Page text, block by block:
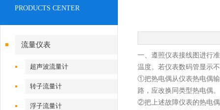
PRODUCTS CENTER
流量仪表
超声波流量计
转子流量计
浮子流量计
一、遵照仪表接线图进行
温度。若仪表数码管显示
①把热电偶从仪表热电偶
路，应改换同类型热电偶
②把上述故障仪表的热电